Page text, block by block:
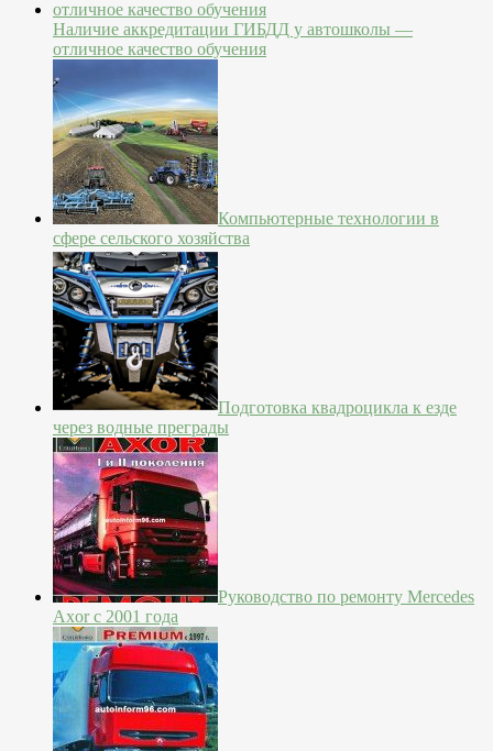
Наличие аккредитации ГИБДД у автошколы —
отличное качество обучения
Компьютерные технологии в
сфере сельского хозяйства
Подготовка квадроцикла к езде
через водные преграды
Руководство по ремонту Mercedes
Axor с 2001 года